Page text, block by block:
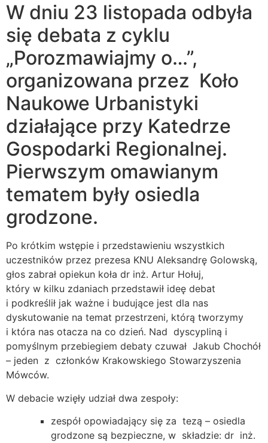
W dniu 23 listopada odbyła
się debata z cyklu
„Porozmawiajmy o…”,
organizowana przez Koło
Naukowe Urbanistyki
działające przy Katedrze
Gospodarki Regionalnej.
Pierwszym omawianym
tematem były osiedla
grodzone.
Po krótkim wstępie i przedstawieniu wszystkich
uczestników przez prezesa KNU Aleksandrę Golowską,
głos zabrał opiekun koła dr inż. Artur Hołuj,
który w kilku zdaniach przedstawił ideę debat
i podkreślił jak ważne i budujące jest dla nas
dyskutowanie na temat przestrzeni, którą tworzymy
i która nas otacza na co dzień. Nad dyscypliną i
pomyślnym przebiegiem debaty czuwał Jakub Chochół
– jeden z członków Krakowskiego Stowarzyszenia
Mówców.
W debacie wzięły udział dwa zespoły:
zespół opowiadający się za tezą – osiedla
grodzone są bezpieczne, w składzie: dr inż.